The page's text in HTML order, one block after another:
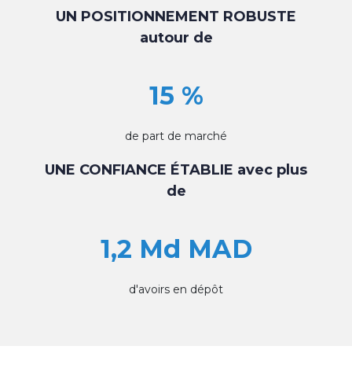
UN POSITIONNEMENT ROBUSTE
autour de
15 %
de part de marché
UNE CONFIANCE ÉTABLIE avec plus
de
1,2 Md MAD
d'avoirs en dépôt